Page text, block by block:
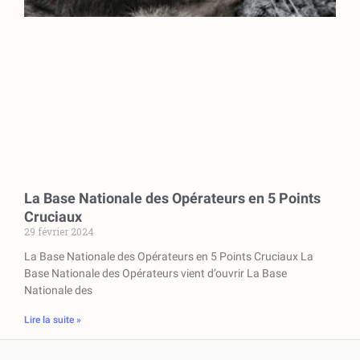
La Base Nationale des Opérateurs en 5 Points
Cruciaux
29 février 2024
La Base Nationale des Opérateurs en 5 Points Cruciaux La
Base Nationale des Opérateurs vient d’ouvrir La Base
Nationale des
Lire la suite »